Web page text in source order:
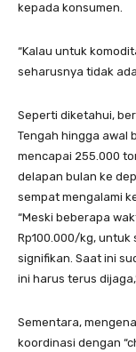
kepada konsumen.
“Kalau untuk
seharusnya tidak
Seperti diketahui,
Tengah hingga awal
mencapai 255.000
delapan bulan ke
sempat mengalami
“Meski beberapa
Rp100.000/kg,
signifikan. Saat ini
ini harus terus
Sementara,
koordinasi dengan